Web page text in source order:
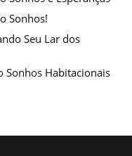
Sonhos!
Seu Lar dos
Sonhos Habitacionais